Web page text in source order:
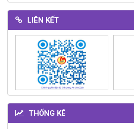
LIÊN KẾT
THỐNG KÊ